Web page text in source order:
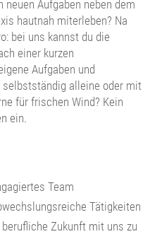
Aufgaben neben dem
hautnah miterleben? Na
bei uns kannst du die
einer kurzen
Aufgaben und
alleine oder mit
für frischen Wind? Kein
ein.
Team
Tätigkeiten
Zukunft mit uns zu